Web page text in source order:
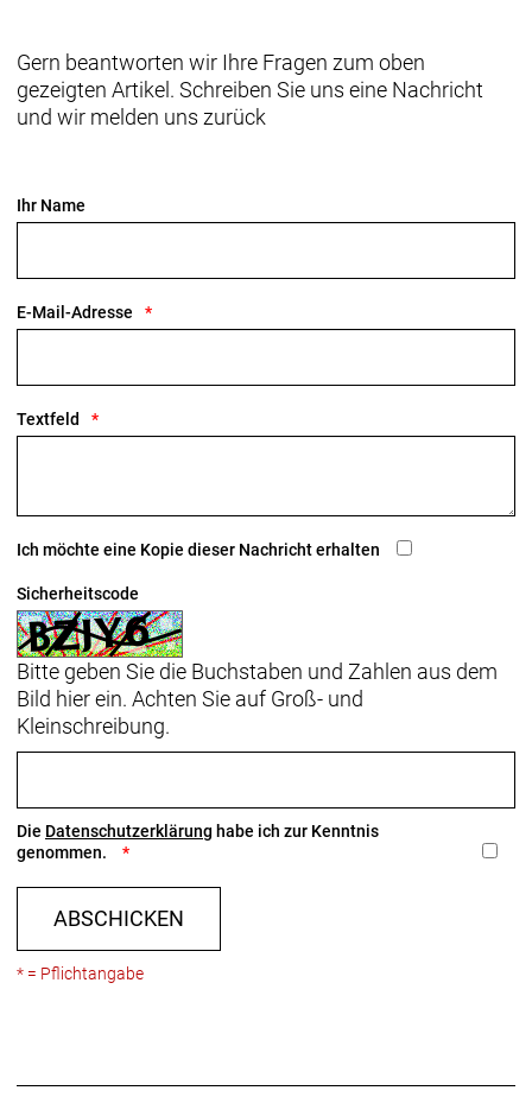
Gern beantworten wir Ihre Fragen zum oben
gezeigten Artikel. Schreiben Sie uns eine Nachricht
und wir melden uns zurück
Ihr Name
E-Mail-Adresse
Textfeld
Ich möchte eine Kopie dieser Nachricht erhalten
Sicherheitscode
Bitte geben Sie die Buchstaben und Zahlen aus dem
Bild hier ein. Achten Sie auf Groß- und
Kleinschreibung.
Die Datenschutzerklärung habe ich zur Kenntnis
genommen.
ABSCHICKEN
* = Pflichtangabe